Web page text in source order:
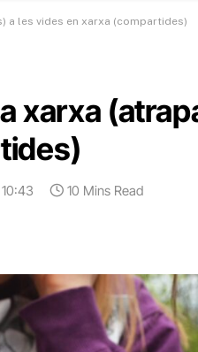
a les vides en xarxa (compartides)
xarxa
10 Mins Read